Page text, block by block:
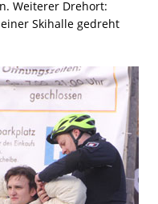
Weiterer Drehort:
Skihalle gedreht